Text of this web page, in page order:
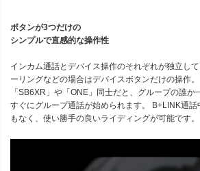
ボタンが3つだけの
シンプルで直感的な操作性
インカム通話とデバイス操作のそれぞれが独立し
ーリングなどの場合はデバイスボタンだけの操作
「SB6XR」や「ONE」同士だと、グループの誰
すぐにグループ通話が始められます。 B+LINK通
もなく、使い勝手の良いライディングが可能です。